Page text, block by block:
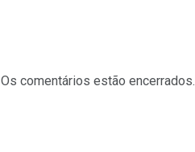
Os comentários estão encerrados.